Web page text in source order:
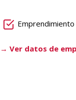
→ Ver datos de